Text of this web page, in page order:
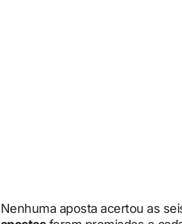
Nenhuma aposta acertou as